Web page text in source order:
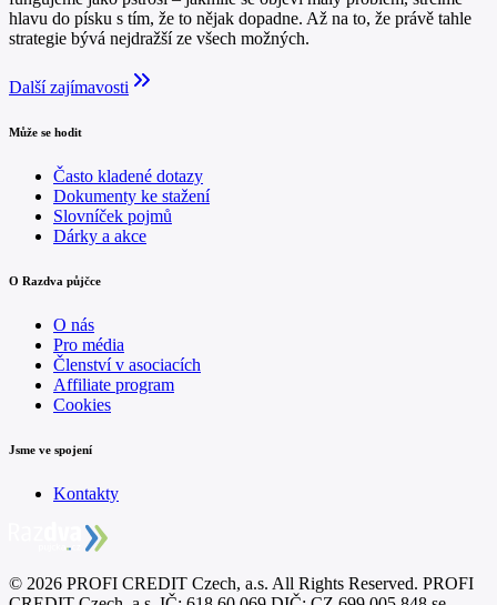
hlavu do písku s tím, že to nějak dopadne. Až na to, že právě tahle
strategie bývá nejdražší ze všech možných.
Další zajímavosti
Může se hodit
Často kladené dotazy
Dokumenty ke stažení
Slovníček pojmů
Dárky a akce
O Razdva půjčce
O nás
Pro média
Členství v asociacích
Affiliate program
Cookies
Jsme ve spojení
Kontakty
© 2026 PROFI CREDIT Czech, a.s. All Rights Reserved. PROFI